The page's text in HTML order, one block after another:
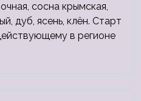
сосна крымская,
дуб, ясень, клён. Старт
в регионе